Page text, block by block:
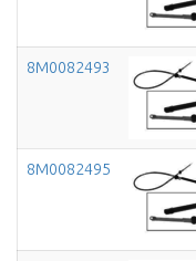
8M0082493
8M0082495